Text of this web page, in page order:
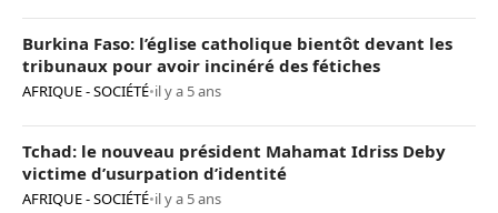
Burkina Faso: l’église catholique bientôt devant les
tribunaux pour avoir incinéré des fétiches
AFRIQUE - SOCIÉTÉ•il y a 5 ans
Tchad: le nouveau président Mahamat Idriss Deby
victime d’usurpation d’identité
AFRIQUE - SOCIÉTÉ•il y a 5 ans